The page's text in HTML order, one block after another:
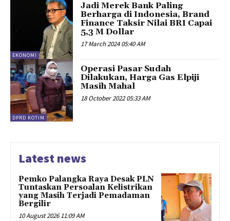
EKONOMI
Jadi Merek Bank Paling
Berharga di Indonesia, Brand
Finance Taksir Nilai BRI Capai
5,3 M Dollar
17 March 2024 05:40 AM
DPRD KOTIM
Operasi Pasar Sudah
Dilakukan, Harga Gas Elpiji
Masih Mahal
18 October 2022 05:33 AM
Latest news
Pemko Palangka Raya Desak PLN
Tuntaskan Persoalan Kelistrikan
yang Masih Terjadi Pemadaman
Bergilir
10 August 2026 11:09 AM